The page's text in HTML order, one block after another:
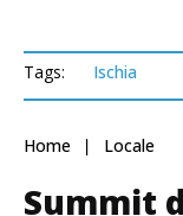
Tags: Ischia
Home Locale
Summit